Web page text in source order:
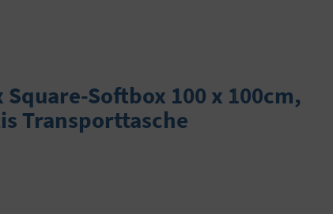
Softbox 100 x 100cm,
Transporttasche